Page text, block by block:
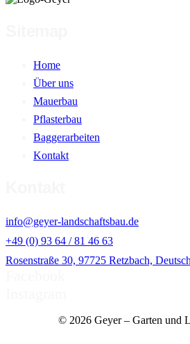
Home
Über uns
Mauerbau
Pflasterbau
Baggerarbeiten
Kontakt
info@geyer-landschaftsbau.de
+49 (0) 93 64 / 81 46 63
Rosenstraße 30, 97725 Retzbach,
© 2026 Geyer – Garten und